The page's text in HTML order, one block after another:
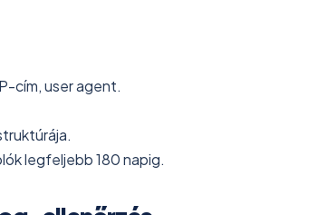
cím, user agent.
legfeljebb 180 napig.